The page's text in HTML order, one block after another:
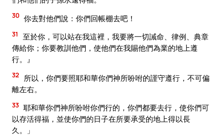
30 你去對他們說：你們回帳棚去吧！
31
至於你，可以站在我這裡，我要將一切誡命、律例、典章
傳給你；你要教訓他們，使他們在我賜他們為業的地上遵
行。』
32
所以，你們要照耶和華你們神所吩咐的謹守遵行，不可偏
離左右。
33 耶和華你們神所吩咐你們行的，你們都要去行，使你們可
以存活得福，並使你們的日子在所要承受的地上得以長
久。」